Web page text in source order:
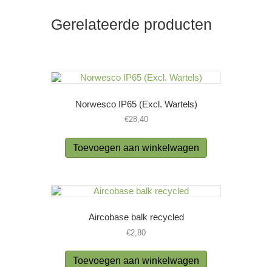
Gerelateerde producten
Norwesco IP65 (Excl. Wartels)
€28,40
Toevoegen aan winkelwagen
Aircobase balk recycled
€2,80
Toevoegen aan winkelwagen